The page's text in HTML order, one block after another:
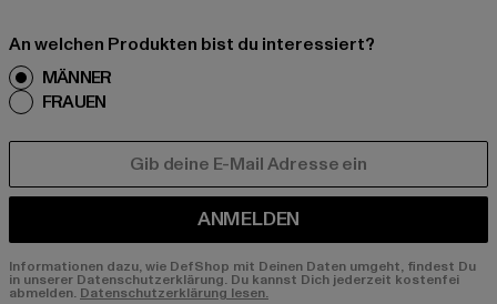
An welchen Produkten bist du interessiert?
MÄNNER
FRAUEN
ANMELDEN
Informationen dazu, wie DefShop mit Deinen Daten umgeht, findest Du
in unserer Datenschutzerklärung. Du kannst Dich jederzeit kostenfei
abmelden. Datenschutzerklärung lesen.